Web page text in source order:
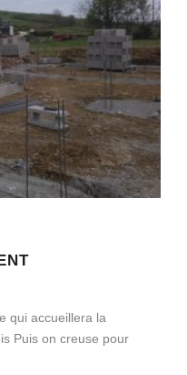
qui accueillera la
Puis on creuse pour